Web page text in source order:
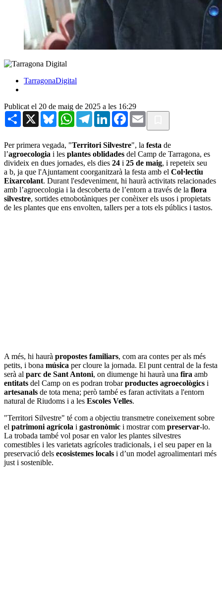
TarragonaDigital
Publicat el 20 de maig de 2025 a les 16:29
Share X BlueskyWhatsAppTelegramLinkedInFacebook
Email
Per primera vegada, "Territori Silvestre", la festa de
l’agroecologia i les plantes oblidades del Camp de Tarragona, es
divideix en dues jornades, els dies 24 i 25 de maig, i repeteix seu
a b, ja que l'Ajuntament coorganitzarà la festa amb el Col·lectiu
Eixarcolant. Durant l'esdeveniment, hi haurà activitats relacionades
amb l’agroecologia i la descoberta de l’entorn a través de la flora
silvestre, sortides etnobotàniques per conèixer els usos i propietats
de les plantes que ens envolten, tallers per a tots els públics i tastos.
A més, hi haurà propostes familiars, com ara contes per als més
petits, i bona música per cloure la jornada. El punt central de la festa
serà al parc de Sant Antoni, on diumenge hi haurà una fira amb
entitats del Camp on es podran trobarproductes agroecològics i
artesanals de tota mena; però també es faran activitats a l'entorn
natural de Riudoms i a les Escoles Velles.
"Territori Silvestre" té com a objectiu transmetre coneixement sobre
el patrimoni agrícola i gastronòmic i mostrar com preservar-lo.
La trobada també vol posar en valor les plantes silvestres
comestibles i les varietats agrícoles tradicionals, i el seu paper en la
preservació dels ecosistemes locals i d’un model agroalimentari més
just i sostenible.